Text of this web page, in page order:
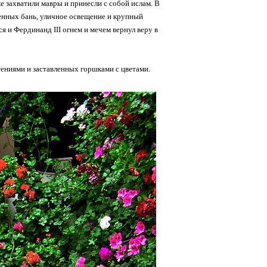
захватили мавры и принесли с собой ислам. В
бань, уличное освещение и крупный
и Фердинанд III огнем и мечем вернул веру в
и заставленных горшками с цветами.